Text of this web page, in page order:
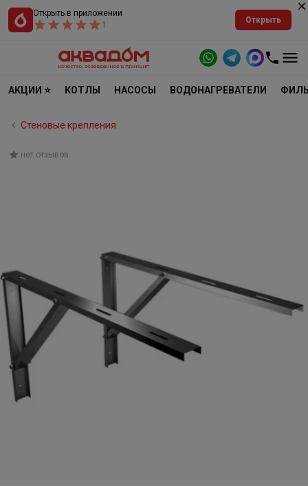
Открыть в приложении
1
Открыть
АКЦИИ ⭐ КОТЛЫ НАСОСЫ ВОДОНАГРЕВАТЕЛИ
Стеновые крепления
нет отзывов